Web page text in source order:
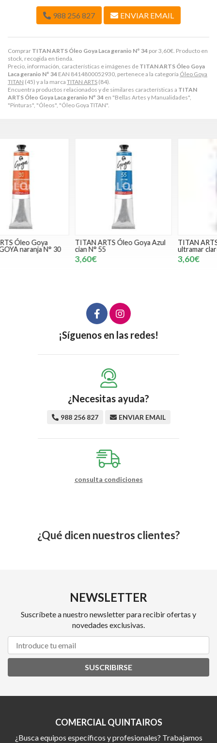
Comprar TITAN ARTS Óleo Goya Laca geranio N° 34 por3,60€. Producto en
stock, recogida en tienda.
Precio, información, características e imágenes de TITAN ARTS Óleo Goya
Laca geranio N° 34 EAN 8414800052930, pertenece a la categoría Óleo Goya
TITAN (45) y a la marca TITAN ARTS (84).
Encuentra productos relacionados y de similares características a TITAN
ARTS Óleo Goya Laca geranio N° 34 en "Bellas Artes y Manualidades",
"Pinturas", "Óleos", "Óleo Goya TITAN".
988 256 827 ENVIAR EMAIL
TITAN ARTS Óleo Goya Azul
cian N° 55
TITAN ARTS Óleo Goya Azul
ultramar claro N° 54
¡Síguenos en las redes!
¿Necesitas ayuda?
988 256 827 ENVIAR EMAIL
consulta condiciones
¿Qué dicen nuestros clientes?
NEWSLETTER
Suscríbete a nuestro newsletter para recibir ofertas y
novedades exclusivas.
SUSCRIBIRSE
COMERCIAL QUINTAIROS
¿Busca equipos específicos y profesionales? Trabajamos